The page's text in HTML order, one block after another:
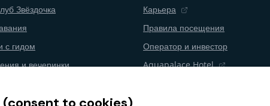
Звёздочка
с гидом
и вечеринки
договора
Карьера
Правила посещения
Оператор и инвестор
Aquapalace Hotel